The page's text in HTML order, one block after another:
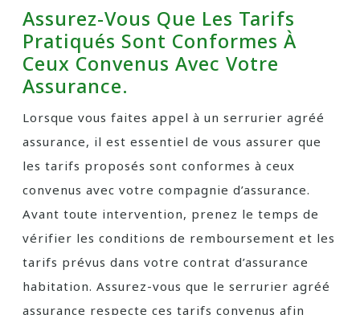
Assurez-Vous Que Les Tarifs
Pratiqués Sont Conformes À
Ceux Convenus Avec Votre
Assurance.
Lorsque vous faites appel à un serrurier agréé
assurance, il est essentiel de vous assurer que
les tarifs proposés sont conformes à ceux
convenus avec votre compagnie d’assurance.
Avant toute intervention, prenez le temps de
vérifier les conditions de remboursement et les
tarifs prévus dans votre contrat d’assurance
habitation. Assurez-vous que le serrurier agréé
assurance respecte ces tarifs convenus afin